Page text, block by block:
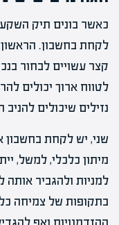
כאשר בונים תיק
לקחת בחשבון.
קצר עשויים לבחור
לטווח ארוך יכולים
נזילים שיכולים
שני, יש לקחת
מיתון כלכלי, למשל,
למניות ולהגביר
בתקופות של צמיחה